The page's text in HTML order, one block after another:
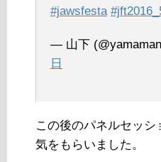
#jawsfesta
— 山下
日
この後のパネルセッシ
気をもらいました。